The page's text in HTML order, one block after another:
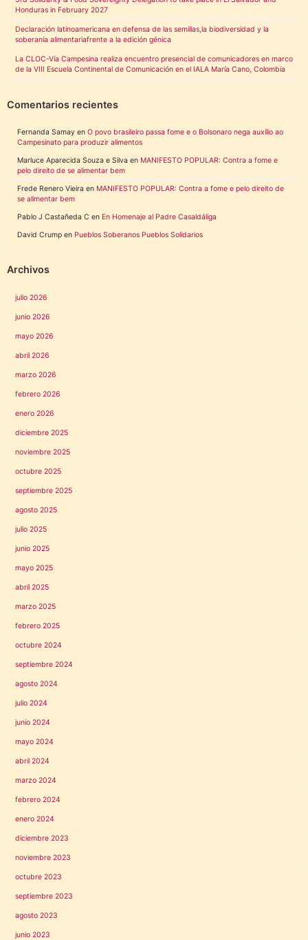
Honduras in February 2027
Declaración latinoamericana en defensa de las semillas,la biodiversidad y la
soberanía alimentariafrente a la edición génica
La CLOC-Vía Campesina realiza encuentro presencial de comunicadores en marco
de la VIII Escuela Continental de Comunicación en el IALA María Cano, Colombia
Comentarios recientes
Fernanda Samay en O povo brasileiro passa fome e o Bolsonaro nega auxílio ao
Campesinato para produzir alimentos
Marluce Aparecida Souza e Silva en MANIFESTO POPULAR: Contra a fome e
pelo direito de se alimentar bem
Frede Renero Vieira en MANIFESTO POPULAR: Contra a fome e pelo direito de
se alimentar bem
Pablo J Castañeda C en En Homenaje al Padre Casaldáliga
David Crump en Pueblos Soberanos Pueblos Solidarios
Archivos
julio 2026
junio 2026
mayo 2026
abril 2026
marzo 2026
febrero 2026
enero 2026
diciembre 2025
noviembre 2025
octubre 2025
septiembre 2025
agosto 2025
julio 2025
junio 2025
mayo 2025
abril 2025
marzo 2025
febrero 2025
octubre 2024
septiembre 2024
agosto 2024
julio 2024
junio 2024
mayo 2024
abril 2024
marzo 2024
febrero 2024
enero 2024
diciembre 2023
noviembre 2023
octubre 2023
septiembre 2023
agosto 2023
junio 2023